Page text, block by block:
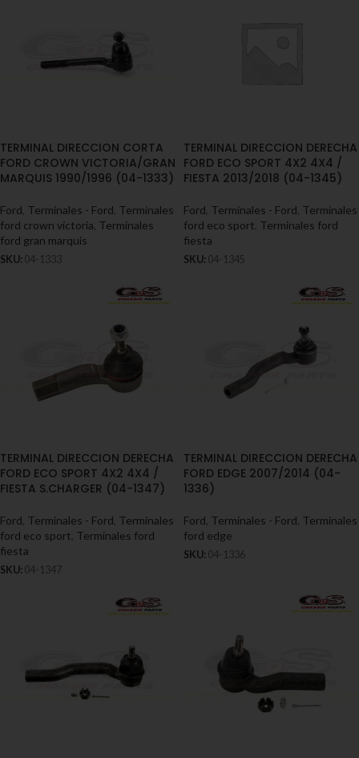
TERMINAL DIRECCION CORTA
FORD CROWN VICTORIA/GRAN
MARQUIS 1990/1996 (04-1333)
Ford Terminales - Ford Terminales
ford crown victoria Terminales
ford gran marquis
SKU: 04-1333
TERMINAL DIRECCION DERECHA
FORD ECO SPORT 4X2 4X4 /
FIESTA 2013/2018 (04-1345)
Ford Terminales - Ford Terminales
ford eco sport Terminales ford
fiesta
SKU: 04-1345
TERMINAL DIRECCION DERECHA
FORD ECO SPORT 4X2 4X4 /
FIESTA S.CHARGER (04-1347)
Ford Terminales - Ford Terminales
ford eco sport Terminales ford
fiesta
SKU: 04-1347
TERMINAL DIRECCION DERECHA
FORD EDGE 2007/2014 (04-
1336)
Ford Terminales - Ford Terminales
ford edge
SKU: 04-1336